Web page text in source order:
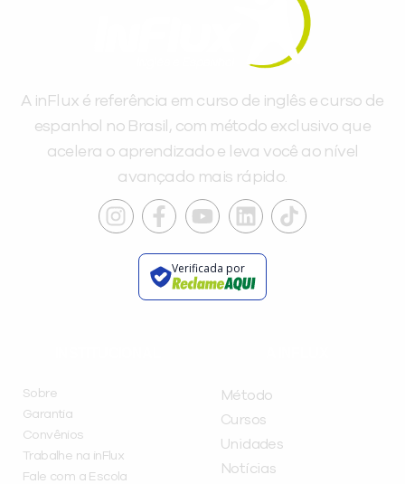
A inFlux é referência em curso de inglês e curso de
espanhol no Brasil, com método exclusivo que
acelera o aprendizado e leva você ao nível
avançado mais rápido.
Verificada por
Sobre
Garantia
Convênios
Trabalhe na inFlux
Fale com a Escola
Método
Cursos
Unidades
Notícias